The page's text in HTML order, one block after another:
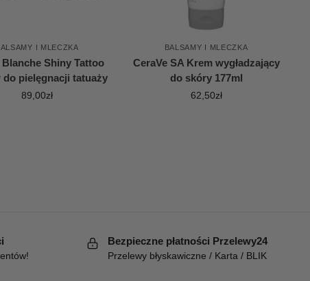
I MLECZKA
Blanche Shiny Tattoo
do pielęgnacji tatuaży
89,00zł
BALSAMY I MLECZKA
CeraVe SA Krem wygładzający
do skóry 177ml
62,50zł
Bezpieczne płatności Przelewy24
Przelewy błyskawiczne / Karta / BLIK